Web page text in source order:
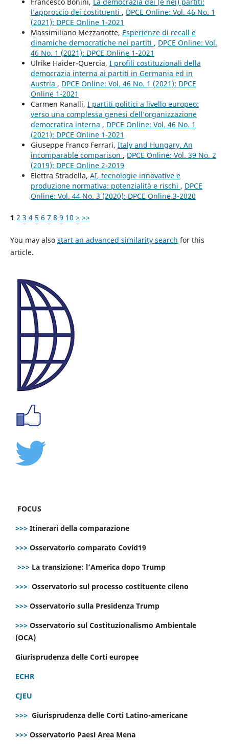
l’approccio dei costituenti , DPCE Online: Vol. 46 No. 1
(2021): DPCE Online 1-2021
Massimiliano Mezzanotte, Esperienze di recall e
dinamiche democratiche nei partiti , DPCE Online: Vol.
46 No. 1 (2021): DPCE Online 1-2021
Ulrike Haider-Quercia, I profili costituzionali della
democrazia interna ai partiti in Germania ed in
Austria , DPCE Online: Vol. 46 No. 1 (2021): DPCE
Online 1-2021
Carmen Ranalli, I partiti politici a livello europeo:
verso una complessa genesi dell’organizzazione
democratica interna , DPCE Online: Vol. 46 No. 1
(2021): DPCE Online 1-2021
Giuseppe Franco Ferrari, Italy and Hungary. An
incomparable comparison , DPCE Online: Vol. 39 No. 2
(2019): DPCE Online 2-2019
Elettra Stradella, AI, tecnologie innovative e
produzione normativa: potenzialità e rischi , DPCE
Online: Vol. 44 No. 3 (2020): DPCE Online 3-2020
1 2 3 4 5 6 7 8 9 10 > >>
You may also start an advanced similarity search for this
article.
FOCUS
>>> Itinerari della comparazione
>>> Osservatorio comparato Covid19
>>> La transizione: l’America dopo Trump
>>> Osservatorio sul processo costituente cileno
>>> Osservatorio sulla Presidenza Trump
>>> Osservatorio sul Costituzionalismo Ambientale
(OCA)
Giurisprudenza delle Corti europee
ECHR
CJEU
>>> Giurisprudenza delle Corti Latino-americane
>>> Osservatorio Paesi Area Mena